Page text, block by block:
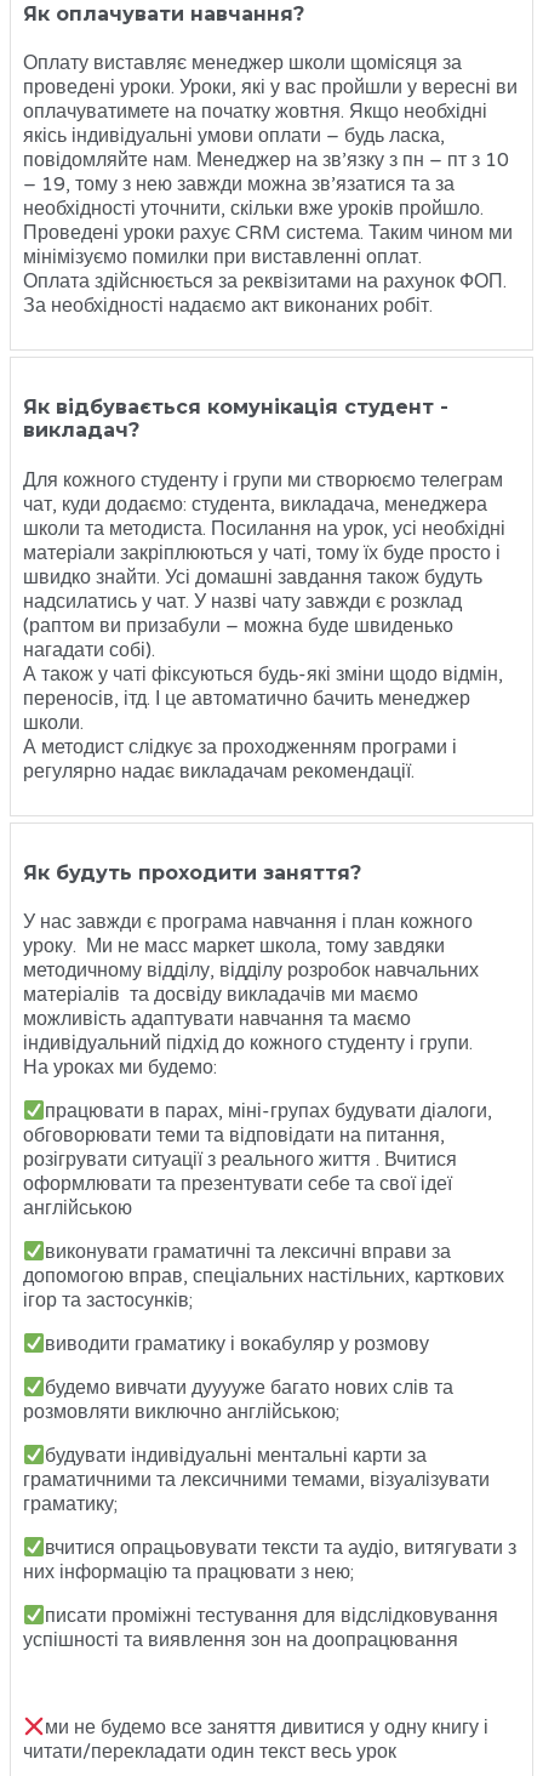
Як оплачувати навчання?
Оплату виставляє менеджер школи щомісяця за
проведені уроки. Уроки, які у вас пройшли у вересні ви
оплачуватимете на початку жовтня. Якщо необхідні
якісь індивідуальні умови оплати – будь ласка,
повідомляйте нам. Менеджер на зв’язку з пн – пт з 10
– 19, тому з нею завжди можна зв’язатися та за
необхідності уточнити, скільки вже уроків пройшло.
Проведені уроки рахує CRM система. Таким чином ми
мінімізуємо помилки при виставленні оплат.
Оплата здійснюється за реквізитами на рахунок ФОП.
За необхідності надаємо акт виконаних робіт.
Як відбувається комунікація студент -
викладач?
Для кожного студенту і групи ми створюємо телеграм
чат, куди додаємо: студента, викладача, менеджера
школи та методиста. Посилання на урок, усі необхідні
матеріали закріплюються у чаті, тому їх буде просто і
швидко знайти. Усі домашні завдання також будуть
надсилатись у чат. У назві чату завжди є розклад
(раптом ви призабули – можна буде швиденько
нагадати собі).
А також у чаті фіксуються будь-які зміни щодо відмін,
переносів, ітд. І це автоматично бачить менеджер
школи.
А методист слідкує за проходженням програми і
регулярно надає викладачам рекомендації.
Як будуть проходити заняття?
У нас завжди є програма навчання і план кожного
уроку. Ми не масс маркет школа, тому завдяки
методичному відділу, відділу розробок навчальних
матеріалів та досвіду викладачів ми маємо
можливість адаптувати навчання та маємо
індивідуальний підхід до кожного студенту і групи.
На уроках ми будемо:
працювати в парах, міні-групах будувати діалоги,
обговорювати теми та відповідати на питання,
розігрувати ситуації з реального життя . Вчитися
оформлювати та презентувати себе та свої ідеї
англійською
виконувати граматичні та лексичні вправи за
допомогою вправ, спеціальних настільних, карткових
ігор та застосунків;
виводити граматику і вокабуляр у розмову
будемо вивчати дууууже багато нових слів та
розмовляти виключно англійською;
будувати індивідуальні ментальні карти за
граматичними та лексичними темами, візуалізувати
граматику;
вчитися опрацьовувати тексти та аудіо, витягувати з
них інформацію та працювати з нею;
писати проміжні тестування для відслідковування
успішності та виявлення зон на доопрацювання
ми не будемо все заняття дивитися у одну книгу і
читати/перекладати один текст весь урок